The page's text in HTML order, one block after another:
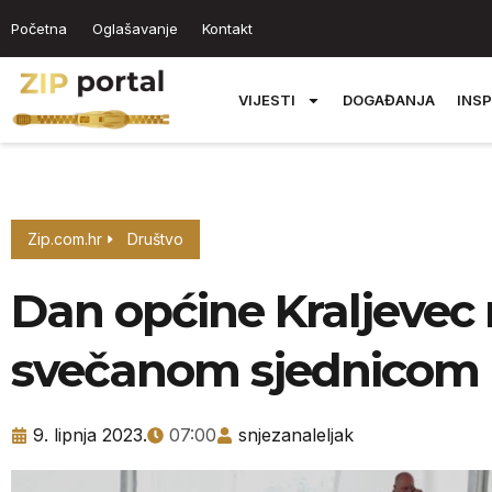
Početna Oglašavanje Kontakt
VIJESTI DOGAĐANJA
Zip.com.hr Društvo
Dan općine
svečanom sjednicom
9. lipnja 2023. 07:00 snjezanaleljak